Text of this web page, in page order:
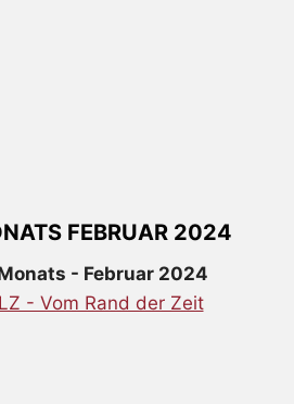
FEBRUAR 2024
- Februar 2024
- Vom Rand der Zeit